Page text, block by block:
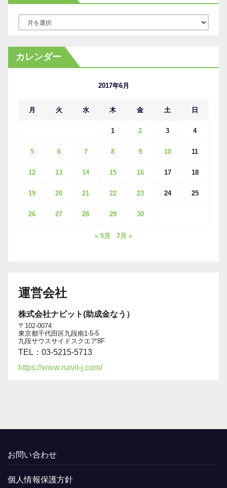
カ
イ
カレンダー
2017年6月
月 火 水 木 金 土 日
1 2 3 4
5 6 7 8 9 10 11
12 13 14 15 16 17 18
19 20 21 22 23 24 25
26 27 28 29 30
« 5月 7月 »
運営会社
株式会社ナビット(助成金なう）
〒102-0074
東京都千代田区九段南1-5-5
九段サウスサイドスクエア8F
TEL：03-5215-5713
https://www.navit-j.com/
お問い合わせ
個人情報保護方針